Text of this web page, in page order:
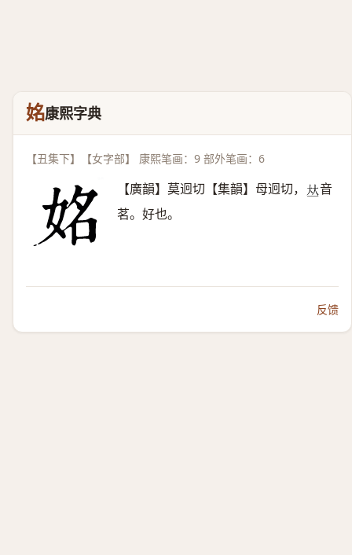
姳康熙字典
【丑集下】【女字部】 康熙笔画：9 部外笔画：6
【廣韻】莫迥切【集韻】母迥切， 𠀤音
茗。好也。
反馈